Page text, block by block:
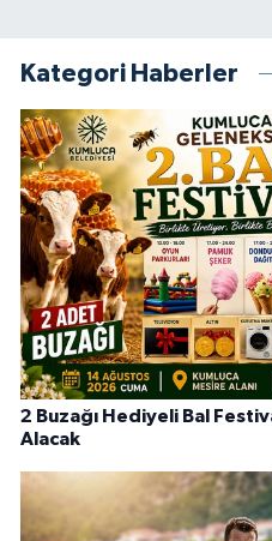
Kategori Haberler
2 Buzağı Hediyeli Bal
Alacak